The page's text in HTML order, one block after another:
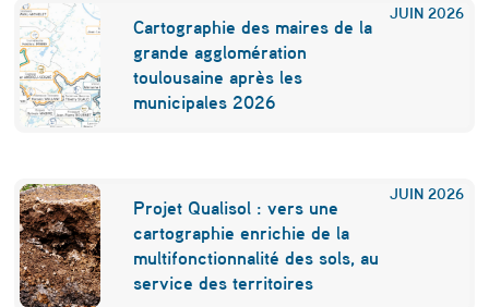
u
d
e
s
u
r
l
a
JUIN 2026
Cartographie des maires de la
grande agglomération
toulousaine après les
municipales 2026
JUIN 2026
Projet Qualisol : vers une
cartographie enrichie de la
multifonctionnalité des sols, au
service des territoires